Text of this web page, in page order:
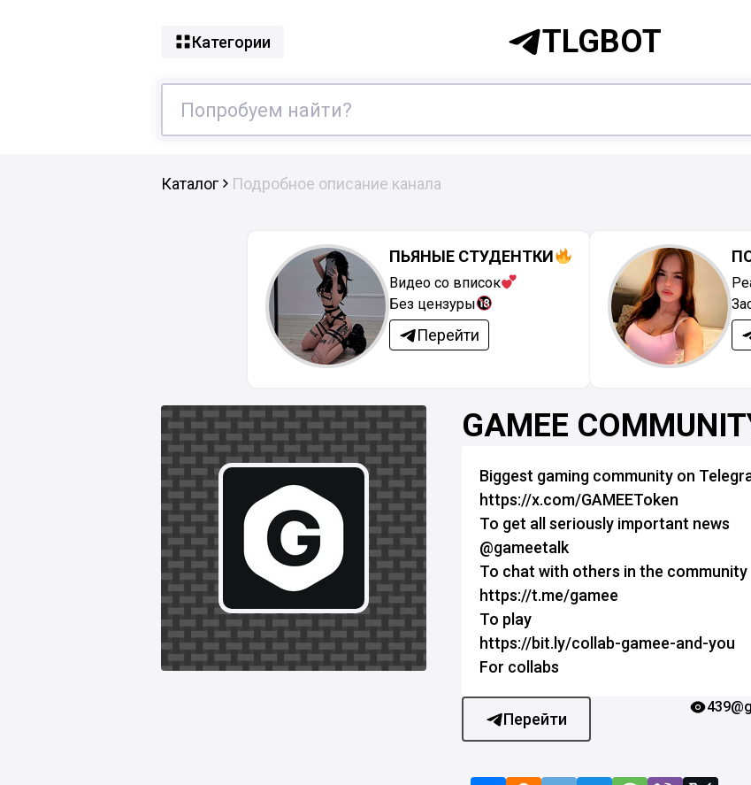
Категории TLGBOT
Каталог Подробное описание канала
ПЬЯНЫЕ СТУДЕНТКИ
Видео со вписок
Без цензуры
Перейти
GAMEE
Biggest gaming community on
https://x.com/GAMEEToken
To get all seriously important news
@gameetalk
To chat with others in the community
https://t.me/gamee
To play
https://bit.ly/collab-gamee-and-you
For collabs
Перейти
439